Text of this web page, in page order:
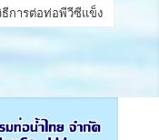
ธีการต่อท่อพีวีซีแข็ง